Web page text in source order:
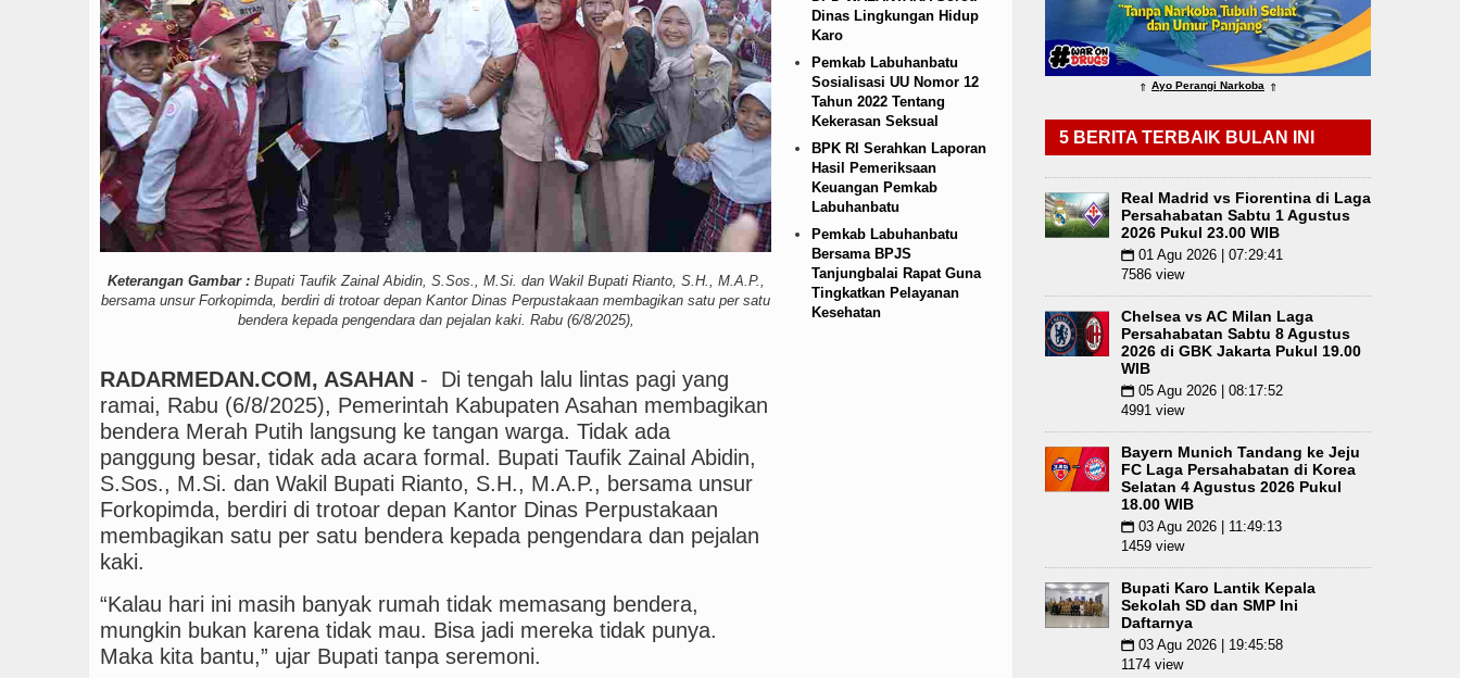
Minggu 9 Agustus 2026 di Hungaria Pukul 00.00 WIB Bupati Taput Sambut Kunjungan Kapolda Sumut Hadiri Revitalisasi TK Kemala
dan Inovasi Pelayanan Publik
Keterangan Gambar :Bupati Taufik Zainal Abidin, S.Sos., M.Si. dan Wakil Bupati Rianto, S.H., M.A.P.,
bersama unsur Forkopimda, berdiri di trotoar depan Kantor Dinas Perpustakaan membagikan satu per satu
bendera kepada pengendara dan pejalan kaki. Rabu (6/8/2025),
RADARMEDAN.COM, ASAHAN - Di tengah lalu lintas pagi yang
ramai, Rabu (6/8/2025), Pemerintah Kabupaten Asahan membagikan
bendera Merah Putih langsung ke tangan warga. Tidak ada
panggung besar, tidak ada acara formal. Bupati Taufik Zainal Abidin,
S.Sos., M.Si. dan Wakil Bupati Rianto, S.H., M.A.P., bersama unsur
Forkopimda, berdiri di trotoar depan Kantor Dinas Perpustakaan
membagikan satu per satu bendera kepada pengendara dan pejalan
kaki.
“Kalau hari ini masih banyak rumah tidak memasang bendera,
mungkin bukan karena tidak mau. Bisa jadi mereka tidak punya.
Maka kita bantu,” ujar Bupati tanpa seremoni.
Dinas Lingkungan Hidup
Karo
Pemkab Labuhanbatu
Sosialisasi UU Nomor 12
Tahun 2022 Tentang
Kekerasan Seksual
BPK RI Serahkan Laporan
Hasil Pemeriksaan
Keuangan Pemkab
Labuhanbatu
Pemkab Labuhanbatu
Bersama BPJS
Tanjungbalai Rapat Guna
Tingkatkan Pelayanan
Kesehatan
⇑ Ayo Perangi Narkoba ⇑
5 BERITA TERBAIK BULAN INI
Real Madrid vs Fiorentina di Laga
Persahabatan Sabtu 1 Agustus
2026 Pukul 23.00 WIB
📅 01 Agu 2026 | 07:29:41
7586 view
Chelsea vs AC Milan Laga
Persahabatan Sabtu 8 Agustus
2026 di GBK Jakarta Pukul 19.00
WIB
📅 05 Agu 2026 | 08:17:52
4991 view
Bayern Munich Tandang ke Jeju
FC Laga Persahabatan di Korea
Selatan 4 Agustus 2026 Pukul
18.00 WIB
📅 03 Agu 2026 | 11:49:13
1459 view
Bupati Karo Lantik Kepala
Sekolah SD dan SMP Ini
Daftarnya
📅 03 Agu 2026 | 19:45:58
1174 view